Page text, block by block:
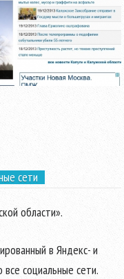
сети
области».
в Яндекс- и
социальные сети.